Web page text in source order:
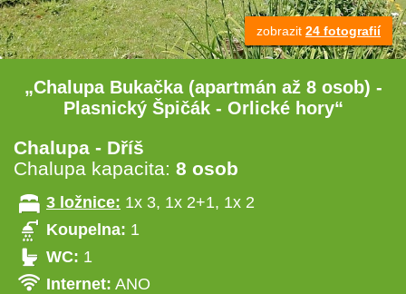
zobrazit 24 fotografií
„Chalupa Bukačka (apartmán až 8 osob) -
Plasnický Špičák - Orlické hory“
Chalupa - Dříš
Chalupa kapacita: 8 osob
3 ložnice: 1x 3, 1x 2+1, 1x 2
Koupelna: 1
WC: 1
Internet: ANO